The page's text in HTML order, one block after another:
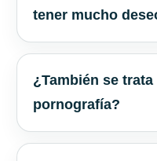
tener mucho
¿También se
pornografía?